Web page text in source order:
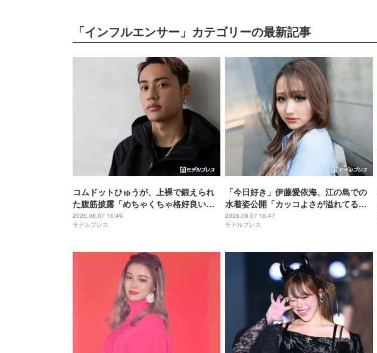
「インフルエンサー」カテゴリーの最新記事
コムドットひゅうが、上裸で鍛えられ
た腹筋披露「めちゃくちゃ格好良い」
「ビジュ爆発してる」の声
2026.08.07 16:49
モデルプレス
「今日好き」伊藤愛依海、江の島での
水着姿公開「カッコよさが溢れてる」
「くびれ綺麗」の声
2026.08.07 16:47
モデルプレス